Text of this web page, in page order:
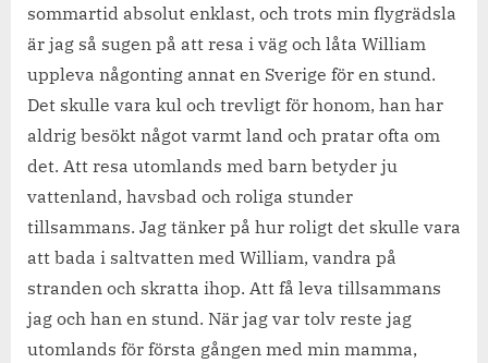
sommartid absolut enklast, och trots min flygrädsla
är jag så sugen på att resa i väg och låta William
uppleva någonting annat en Sverige för en stund.
Det skulle vara kul och trevligt för honom, han har
aldrig besökt något varmt land och pratar ofta om
det. Att resa utomlands med barn betyder ju
vattenland, havsbad och roliga stunder
tillsammans. Jag tänker på hur roligt det skulle vara
att bada i saltvatten med William, vandra på
stranden och skratta ihop. Att få leva tillsammans
jag och han en stund. När jag var tolv reste jag
utomlands för första gången med min mamma,